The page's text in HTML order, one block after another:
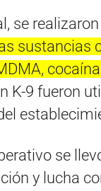
se
sustancias
K-9 fueron
se
y lucha